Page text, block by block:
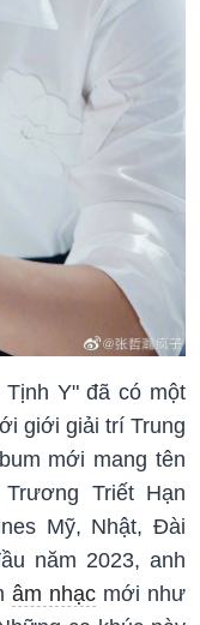
Y" đã có một
giới giải trí Trung
mới mang tên
Triết Hạn
Mỹ, Nhật, Đài
năm 2023, anh
âm nhạcmới như